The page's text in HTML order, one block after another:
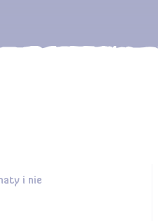
i nie